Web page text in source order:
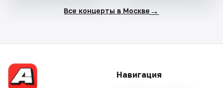
Все концерты в Москве →
Навигация